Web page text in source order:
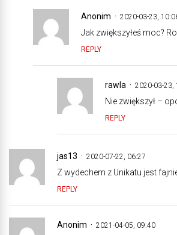
Anonim 2020-03-23,
Jak zwiększyłeś moc?
REPLY
rawla 2020-03-23,
Nie zwiększył –
REPLY
jas13 2020-07-22, 06:27
Z wydechem z Unikatu jest
REPLY
Anonim 2021-04-05, 09:40